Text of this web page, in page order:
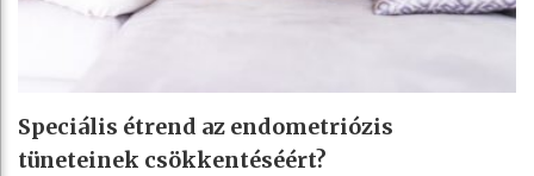
Speciális étrend az endometriózis
tüneteinek csökkentéséért?